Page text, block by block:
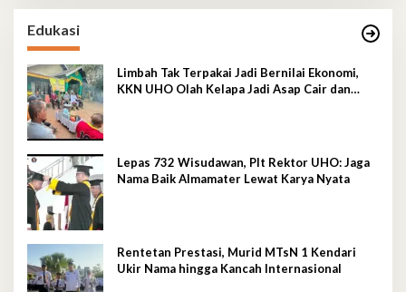
Edukasi
Limbah Tak Terpakai Jadi Bernilai Ekonomi,
KKN UHO Olah Kelapa Jadi Asap Cair dan
Lepas 732 Wisudawan, Plt Rektor UHO: Jaga
Nama Baik Almamater Lewat Karya Nyata
Rentetan Prestasi, Murid MTsN 1 Kendari
Ukir Nama hingga Kancah Internasional